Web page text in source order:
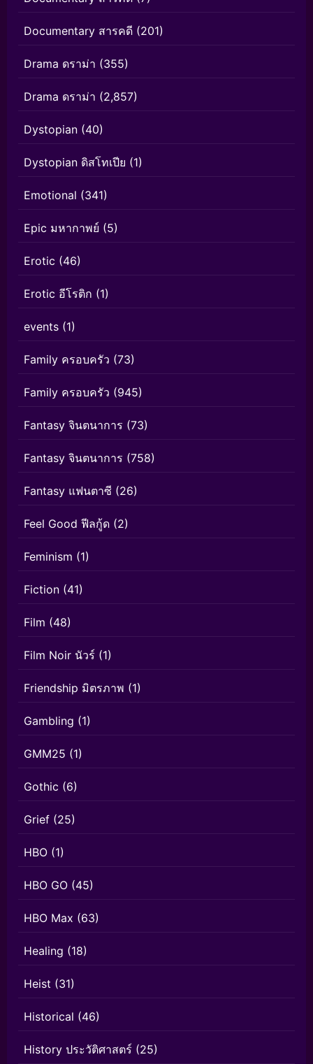
Documentary สารคดี (201)
Drama ดราม่า (355)
Drama ดราม่า (2,857)
Dystopian (40)
Dystopian ดิสโทเปีย (1)
Emotional (341)
Epic มหากาพย์ (5)
Erotic (46)
Erotic อีโรติก (1)
events (1)
Family ครอบครัว (73)
Family ครอบครัว (945)
Fantasy จินตนาการ (73)
Fantasy จินตนาการ (758)
Fantasy แฟนตาซี (26)
Feel Good ฟีลกู้ด (2)
Feminism (1)
Fiction (41)
Film (48)
Film Noir นัวร์ (1)
Friendship มิตรภาพ (1)
Gambling (1)
GMM25 (1)
Gothic (6)
Grief (25)
HBO (1)
HBO GO (45)
HBO Max (63)
Healing (18)
Heist (31)
Historical (46)
History ประวัติศาสตร์ (25)